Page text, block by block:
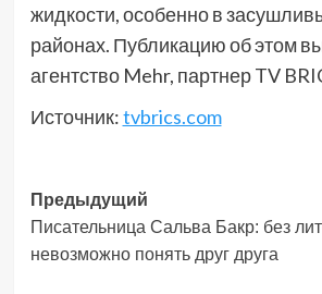
жидкости, особенно в
районах. Публикацию об этом
агентство Mehr, партнер TV
Источник:tvbrics.com
Навигация
записи
Предыдущий
Писательница Сальва Бакр: без
невозможно понять друг друга